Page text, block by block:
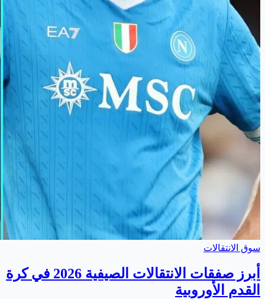
سوق الانتقالات
أبرز صفقات الانتقالات الصيفية 2026 في كرة
القدم الأوروبية